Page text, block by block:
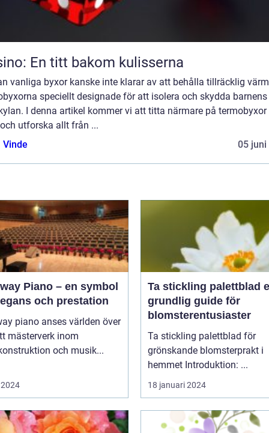
En titt bakom kulisserna
vanliga byxor kanske inte klarar av att behålla tillräcklig
speciellt designade för att isolera och skydda barnens
I denna artikel kommer vi att titta närmare på
utforska allt från ...
Vinde
05 juni
Piano – en symbol
och prestation
piano anses världen över
mästerverk inom
och musik...
Ta stickling palettblad en
grundlig guide för
blomsterentusiaster
Ta stickling palettblad för
grönskande blomsterprakt i
hemmet Introduktion: ...
18 januari 2024